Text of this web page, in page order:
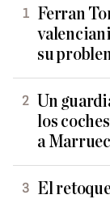
Ferran
su
Un
los
a
El